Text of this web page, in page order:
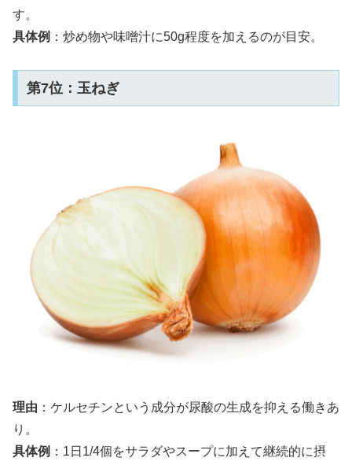
す。
具体例 ：炒め物や味噌汁に50g程度を加えるのが目安。
第7位：玉ねぎ
理由 ：ケルセチンという成分が尿酸の生成を抑える働きあ
り。
具体例 ：1日1/4個をサラダやスープに加えて継続的に摂